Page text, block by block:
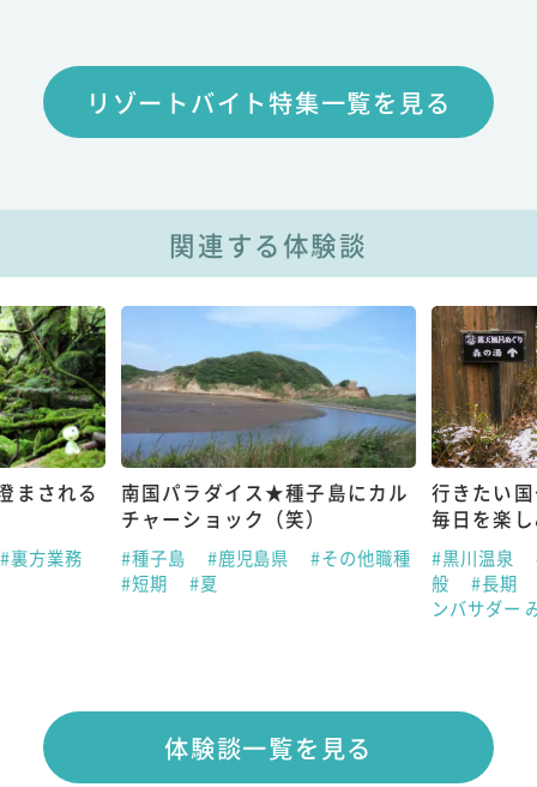
リゾートバイト特集一覧を見る
関連する体験談
まされる
#裏方業務
南国パラダイス★種子島にカル
チャーショック（笑）
#種子島 #鹿児島県
#その他職種
#短期
#夏
行きたい
毎日を楽
#黒川温泉
般
#長期
ンバサダー
体験談一覧を見る